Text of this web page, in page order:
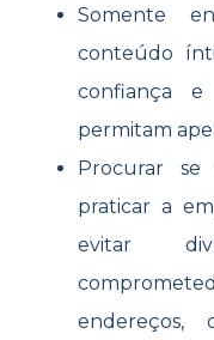
Somente
conteúdo
confiança
permitam
Procurar se
praticar a
evitar
endereços,